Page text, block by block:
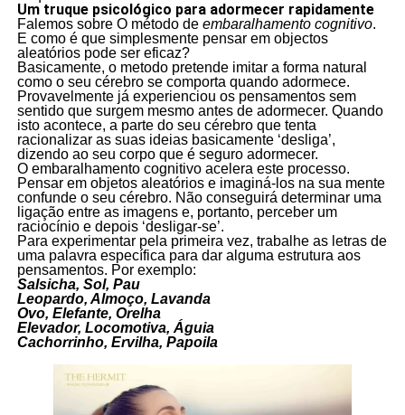
Um truque psicológico para adormecer rapidamente
Falemos sobre O método de embaralhamento cognitivo.
E como é que simplesmente pensar em objectos
aleatórios pode ser eficaz?
Basicamente, o metodo pretende imitar a forma natural
como o seu cérebro se comporta quando adormece.
Provavelmente já experienciou os pensamentos sem
sentido que surgem mesmo antes de adormecer. Quando
isto acontece, a parte do seu cérebro que tenta
racionalizar as suas ideias basicamente ‘desliga’,
dizendo ao seu corpo que é seguro adormecer.
O embaralhamento cognitivo acelera este processo.
Pensar em objetos aleatórios e imaginá-los na sua mente
confunde o seu cérebro. Não conseguirá determinar uma
ligação entre as imagens e, portanto, perceber um
raciocínio e depois ‘desligar-se’.
Para experimentar pela primeira vez, trabalhe as letras de
uma palavra específica para dar alguma estrutura aos
pensamentos. Por exemplo:
Salsicha, Sol, Pau
Leopardo, Almoço, Lavanda
Ovo, Elefante, Orelha
Elevador, Locomotiva, Águia
Cachorrinho, Ervilha, Papoila